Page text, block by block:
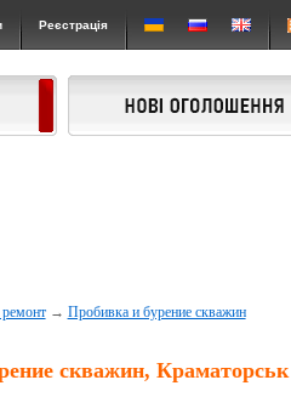
Реєстрація
ремонт→ Пробивка и бурение скважин
скважин, Краматорськ